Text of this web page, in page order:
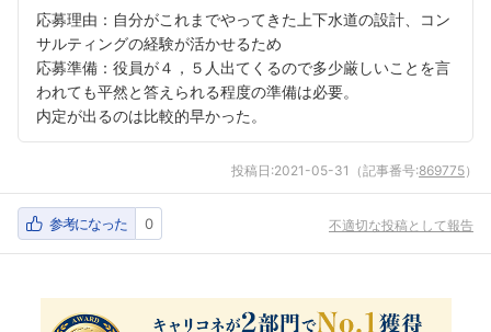
応募理由：自分がこれまでやってきた上下水道の設計、コン
サルティングの経験が活かせるため
応募準備：役員が４，５人出てくるので多少厳しいことを言
われても平然と答えられる程度の準備は必要。
内定が出るのは比較的早かった。
投稿日:2021-05-31 （記事番号:869775）
参考になった 0 不適切な投稿として報告